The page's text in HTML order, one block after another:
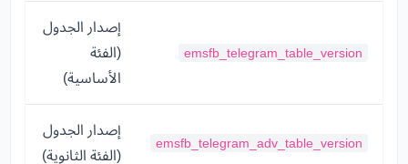
emsfb_telegram_table_version
إصدار الجدول
(الفئة
الأساسية)
emsfb_telegram_adv_table_version
إصدار الجدول
(الفئة الثانوية)